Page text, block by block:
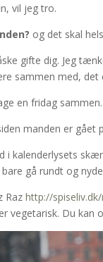
vil jeg tro.
og det skal
gifte dig. Jeg
sammen med, det
en fridag sammen.
manden er
i kalenderlysets
gå rundt og
Razhttp://
vegetarisk. Du kan